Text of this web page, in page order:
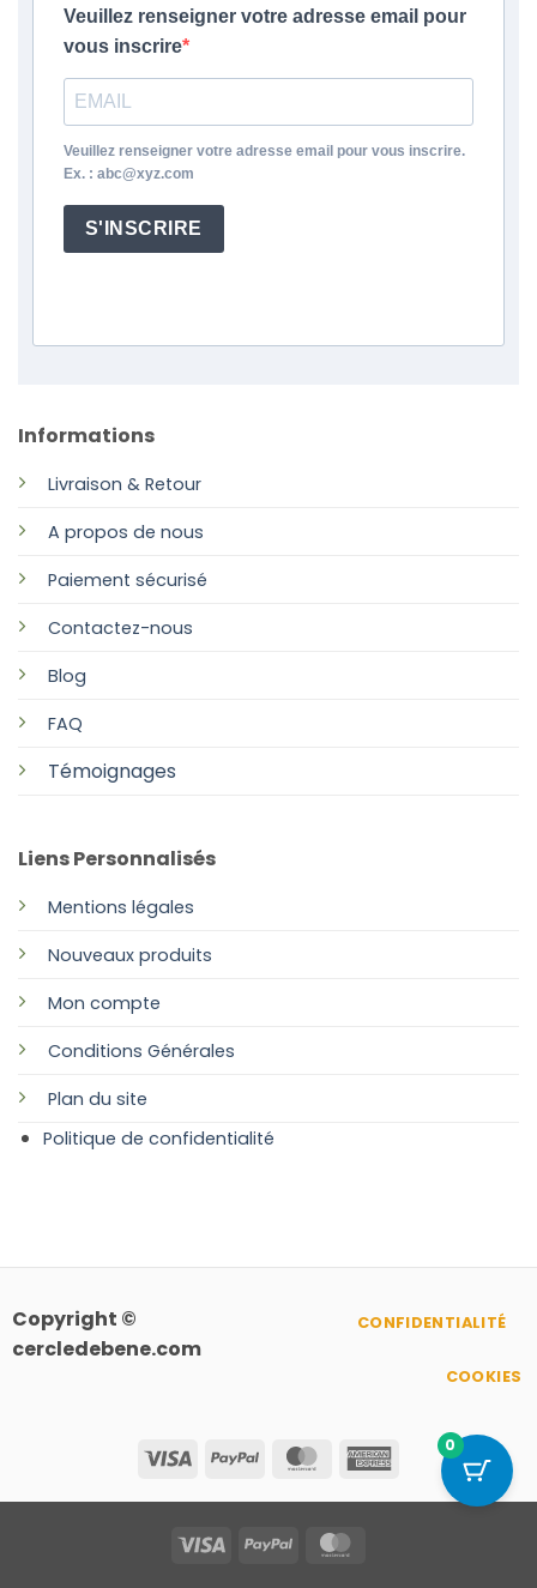
Informations
Livraison & Retour
A propos de nous
Paiement sécurisé
Contactez-nous
Blog
FAQ
Témoignages
Liens Personnalisés
Mentions légales
Nouveaux produits
Mon compte
Conditions Générales
Plan du site
Politique de confidentialité
Veuillez renseigner votre adresse email pour
vous inscrire
Veuillez renseigner votre adresse email pour vous inscrire.
Ex. : abc@xyz.com
S'INSCRIRE
Copyright ©
cercledebene.com
Visa PayPal MasterCardAmerican
Express
CONFIDENTIALITÉ
COOKIES
Visa PayPal
0